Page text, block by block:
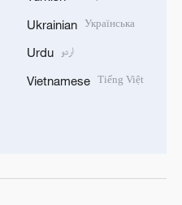
Ukrainian Українська
Urdu اردو
Vietnamese Tiếng Việt